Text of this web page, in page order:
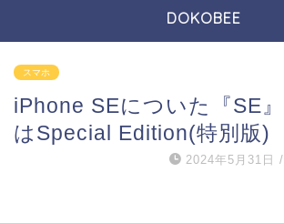
DOKOBEE
スマホ
iPhone SEについた『SE
はSpecial Edition(特別版)
2024年5月31日 /